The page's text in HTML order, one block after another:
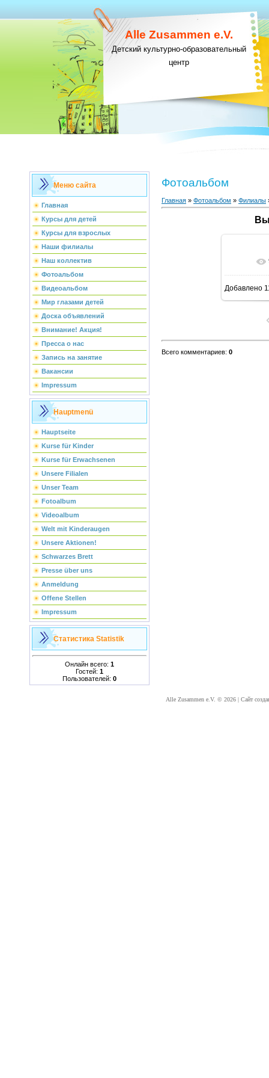
Alle Zusammen e.V.
Детский культурно-образовательный
центр
Меню сайта
Главная
Курсы для детей
Курсы для взрослых
Наши филиалы
Наш коллектив
Фотоальбом
Видеоальбом
Мир глазами детей
Доска объявлений
Внимание! Акция!
Пресса о нас
Запись на занятие
Вакансии
Impressum
Hauptmenü
Hauptseite
Kurse für Kinder
Kurse für Erwachsenen
Unsere Filialen
Unser Team
Fotoalbum
Videoalbum
Welt mit Kinderaugen
Unsere Aktionen!
Schwarzes Brett
Presse über uns
Anmeldung
Offene Stellen
Impressum
Статистика Statistik
Онлайн всего: 1
Гостей: 1
Пользователей: 0
Фотоальбом
Главная » Фотоальбом » Филиалы
В
Добавлено
Всего комментариев: 0
Alle Zusammen e.V. © 2026 | Сайт